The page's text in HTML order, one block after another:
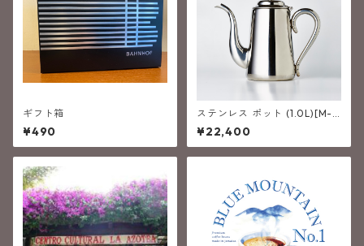
ギフト箱
¥490
ステンレス ポット (1.0L)[M-
7]
¥22,400